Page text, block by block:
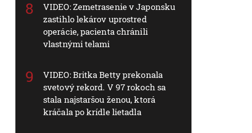
VIDEO: Zemetrasenie v Japonsku
zastihlo lekárov uprostred
operácie, pacienta chránili
vlastnými telami
VIDEO: Britka Betty prekonala
svetový rekord. V 97 rokoch sa
stala najstaršou ženou, ktorá
kráčala po krídle lietadla